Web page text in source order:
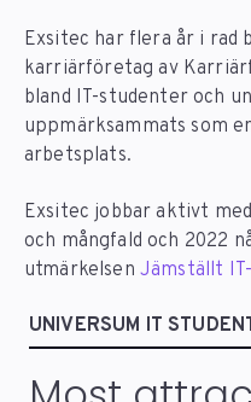
Exsitec har flera år i rad
karriärföretag av
bland IT-studenter och
uppmärksammats som
arbetsplats.
Exsitec jobbar aktivt
och mångfald och 2022
utmärkelsen Jämställt
UNIVERSUM IT